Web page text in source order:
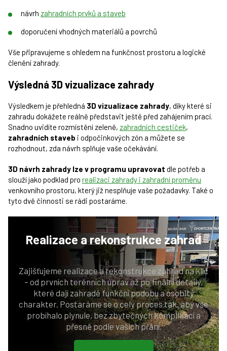
návrh zahradních prvků a staveb
doporučení vhodných materiálů a povrchů
Vše připravujeme s ohledem na funkčnost prostoru a logické
členění zahrady.
Výsledná 3D vizualizace zahrady
Výsledkem je přehledná 3D vizualizace zahrady, díky které si
zahradu dokážete reálně představit ještě před zahájením prací.
Snadno uvidíte rozmístění zeleně, zahradních cestiček,
zahradních staveb i odpočinkových zón a můžete se
rozhodnout, zda návrh splňuje vaše očekávání.
3D návrh zahrady lze v programu upravovat dle potřeb a
slouží jako podklad pro realizaci zahrady i zahradní proměnu
venkovního prostoru, který již nesplňuje vaše požadavky. Také o
tyto dvě činnosti se rádi postaráme.
Realizace a rekonstrukcezahrad
Zajišťujeme realizace a rekonstrukce zahrad na klíč
– od prvních terénních úprav až po finální detaily,
které dají zahradě funkční podobu a osobitý
charakter. Postaráme se o celý proces tak, aby vše
probíhalo plynule, bez zbytečných komplikací a
přesně podle vašich přání.